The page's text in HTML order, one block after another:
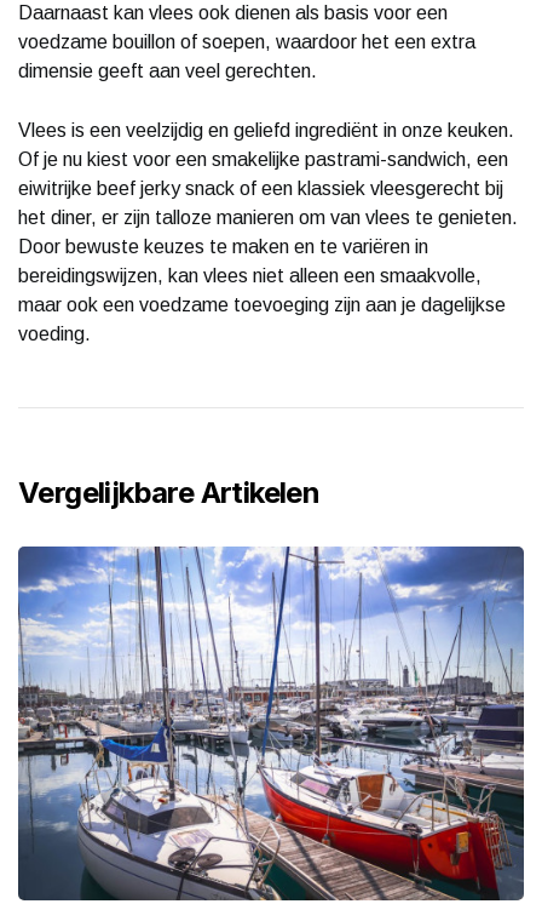
Daarnaast kan vlees ook dienen als basis voor een
voedzame bouillon of soepen, waardoor het een extra
dimensie geeft aan veel gerechten.
Vlees is een veelzijdig en geliefd ingrediënt in onze keuken.
Of je nu kiest voor een smakelijke pastrami-sandwich, een
eiwitrijke beef jerky snack of een klassiek vleesgerecht bij
het diner, er zijn talloze manieren om van vlees te genieten.
Door bewuste keuzes te maken en te variëren in
bereidingswijzen, kan vlees niet alleen een smaakvolle,
maar ook een voedzame toevoeging zijn aan je dagelijkse
voeding.
Vergelijkbare Artikelen